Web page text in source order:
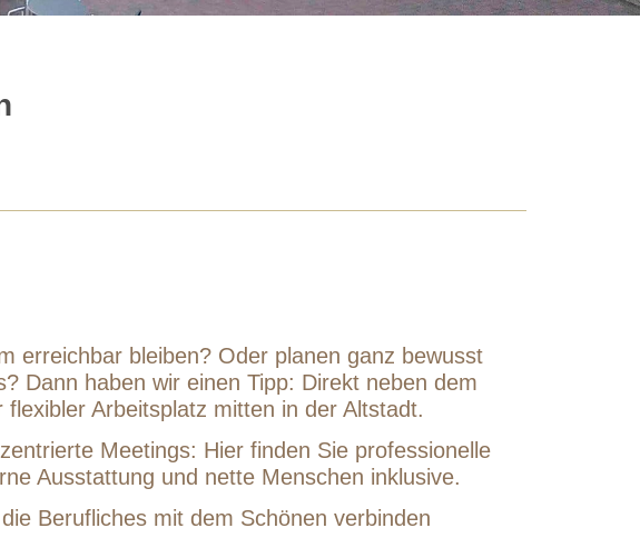
erreichbar bleiben? Oder planen ganz bewusst
Dann haben wir einen Tipp: Direkt neben dem
flexibler Arbeitsplatz mitten in der Altstadt.
Meetings: Hier finden Sie professionelle
Ausstattung und nette Menschen inklusive.
Berufliches mit dem Schönen verbinden